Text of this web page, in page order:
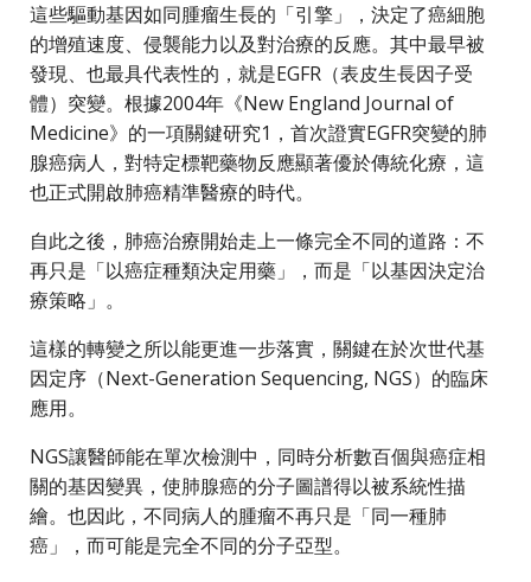
這些驅動基因如同腫瘤生長的「引擎」，決定了癌細胞
的增殖速度、侵襲能力以及對治療的反應。其中最早被
發現、也最具代表性的，就是EGFR（表皮生長因子受
體）突變。根據2004年《New England Journal of
Medicine》的一項關鍵研究1，首次證實EGFR突變的肺
腺癌病人，對特定標靶藥物反應顯著優於傳統化療，這
也正式開啟肺癌精準醫療的時代。
自此之後，肺癌治療開始走上一條完全不同的道路：不
再只是「以癌症種類決定用藥」，而是「以基因決定治
療策略」。
這樣的轉變之所以能更進一步落實，關鍵在於次世代基
因定序（Next-Generation Sequencing, NGS）的臨床
應用。
NGS讓醫師能在單次檢測中，同時分析數百個與癌症相
關的基因變異，使肺腺癌的分子圖譜得以被系統性描
繪。也因此，不同病人的腫瘤不再只是「同一種肺
癌」，而可能是完全不同的分子亞型。